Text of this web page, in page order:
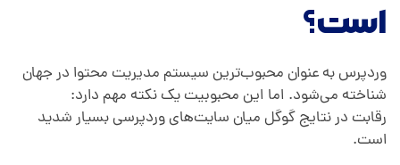
است؟
وردپرس به عنوان محبوب‌ترین سیستم مدیریت محتوا در جهان
شناخته می‌شود. اما این محبوبیت یک نکته مهم دارد:
رقابت در نتایج گوگل میان سایت‌های وردپرسی بسیار شدید
است.